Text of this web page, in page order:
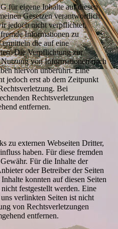
für eigene Inhalte auf diesen
Gesetzen verantwortlich.
jedoch nicht verpflichtet,
Informationen zu
die auf eine
Die Verpflichtung zur
von Informationen nach
hiervon unberührt. Eine
jedoch erst ab dem Zeitpunkt
Bei
Rechtsverletzungen
entfernen.
zu externen Webseiten Dritter,
haben. Für diese fremden
Für die Inhalte der
oder Betreiber der Seiten
konnten auf diesen Seiten
festgestellt werden. Eine
verlinkten Seiten ist nicht
von Rechtsverletzungen
entfernen.